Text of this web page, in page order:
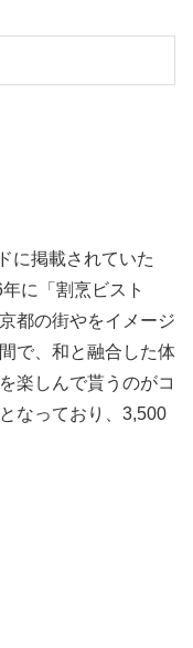
に掲載されていた
に「割烹ビスト
都の街やをイメージ
で、和と融合した体
楽しんで貰うのがコ
なっており、3,500